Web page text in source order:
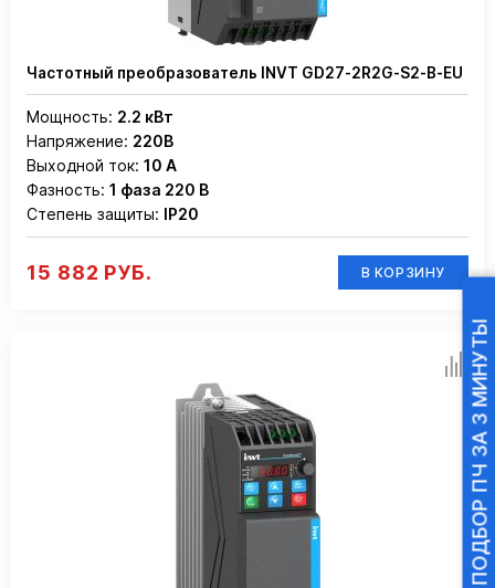
Частотный преобразователь INVT GD27-2R2G-S2-B-EU
Мощность: 2.2 кВт
Напряжение: 220В
Выходной ток: 10 А
Фазность: 1 фаза 220 В
Степень защиты: IP20
15 882 РУБ. В КОРЗИНУ
ПОДБОР ПЧ ЗА 3 МИНУТЫ